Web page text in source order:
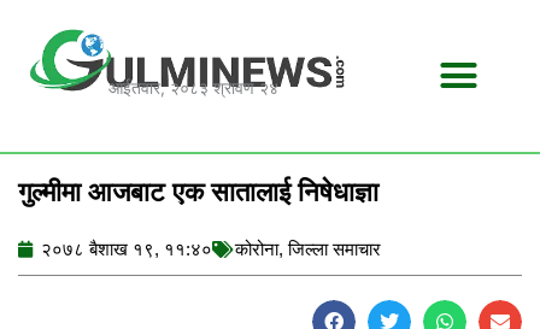
content
आईतवार, २०८३ श्रावण २४
गुल्मीमा आजबाट एक सातालाई निषेधाज्ञा
२०७८ बैशाख १९, ११:४० कोरोना,जिल्ला समाचार